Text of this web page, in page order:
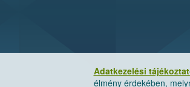
Adatkezelési
élmény érdekében,